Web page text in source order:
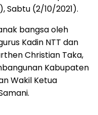
Sabtu (2/10/2021).
bangsa oleh
Kadin NTT dan
Christian Taka,
Kabupaten
Wakil Ketua